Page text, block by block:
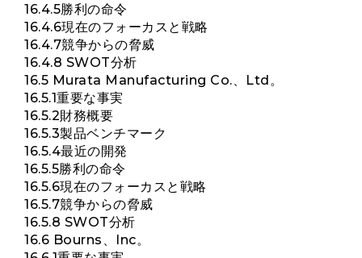
16.4.5勝利の命令
16.4.6現在のフォーカスと戦略
16.4.7競争からの脅威
16.4.8 SWOT分析
16.5 Murata Manufacturing Co.、Ltd。
16.5.1重要な事実
16.5.2財務概要
16.5.3製品ベンチマーク
16.5.4最近の開発
16.5.5勝利の命令
16.5.6現在のフォーカスと戦略
16.5.7競争からの脅威
16.5.8 SWOT分析
16.6 Bourns、Inc。